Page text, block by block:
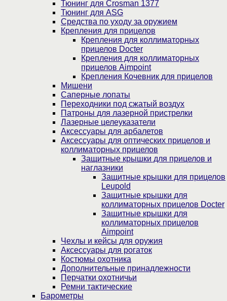
Тюнинг для Crosman 1377
Тюнинг для ASG
Средства по уходу за оружием
Крепления для прицелов
Крепления для коллиматорных
прицелов Docter
Крепления для коллиматорных
прицелов Aimpoint
Крепления Кочевник для прицелов
Мишени
Саперные лопаты
Переходники под сжатый воздух
Патроны для лазерной пристрелки
Лазерные целеуказатели
Аксессуары для арбалетов
Аксессуары для оптических прицелов и
коллиматорных прицелов
Защитные крышки для прицелов и
наглазники
Защитные крышки для прицелов
Leupold
Защитные крышки для
коллиматорных прицелов Docter
Защитные крышки для
коллиматорных прицелов
Aimpoint
Чехлы и кейсы для оружия
Аксессуары для рогаток
Костюмы охотника
Дополнительные принадлежности
Перчатки охотничьи
Ремни тактические
Барометры